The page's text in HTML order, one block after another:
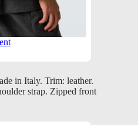
in Italy. Trim: leather.
strap. Zipped front